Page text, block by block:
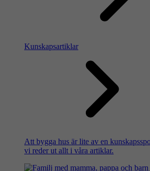
Kunskapsartiklar
Att bygga hus är lite av en
vi reder ut allt i våra artiklar.